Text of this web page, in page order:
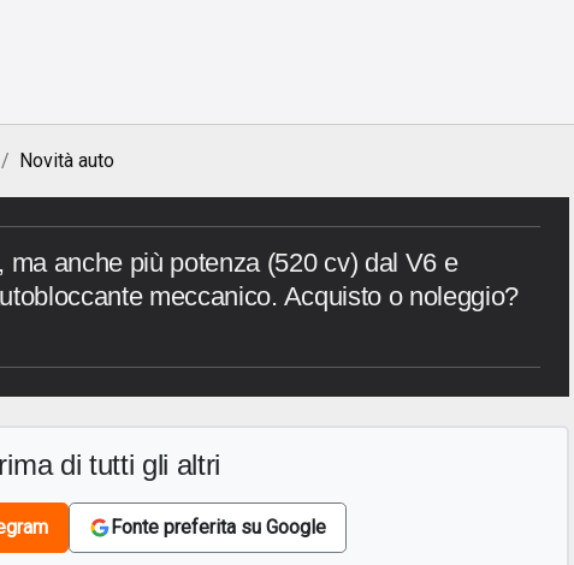
Novità auto
ma anche più potenza (520 cv) dal V6 e
meccanico. Acquisto o noleggio?
di tutti gli altri
Fonte preferita su Google